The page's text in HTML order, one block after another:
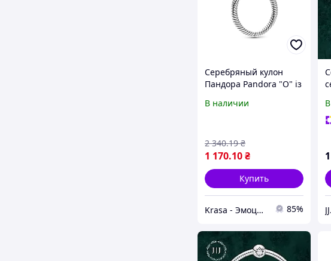
Серебряный кулон
Пандора Pandora "О" із
399097C02
В наличии
1 170.10₴
2 340.19 ₴
Купить
Krasa - Эмоции для вас и ваших близких интернет-магазин 85%